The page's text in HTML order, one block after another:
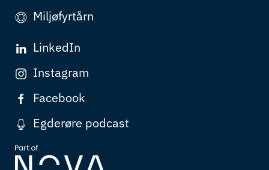
Miljøfyrtårn
LinkedIn
Instagram
Facebook
Egderøre podcast